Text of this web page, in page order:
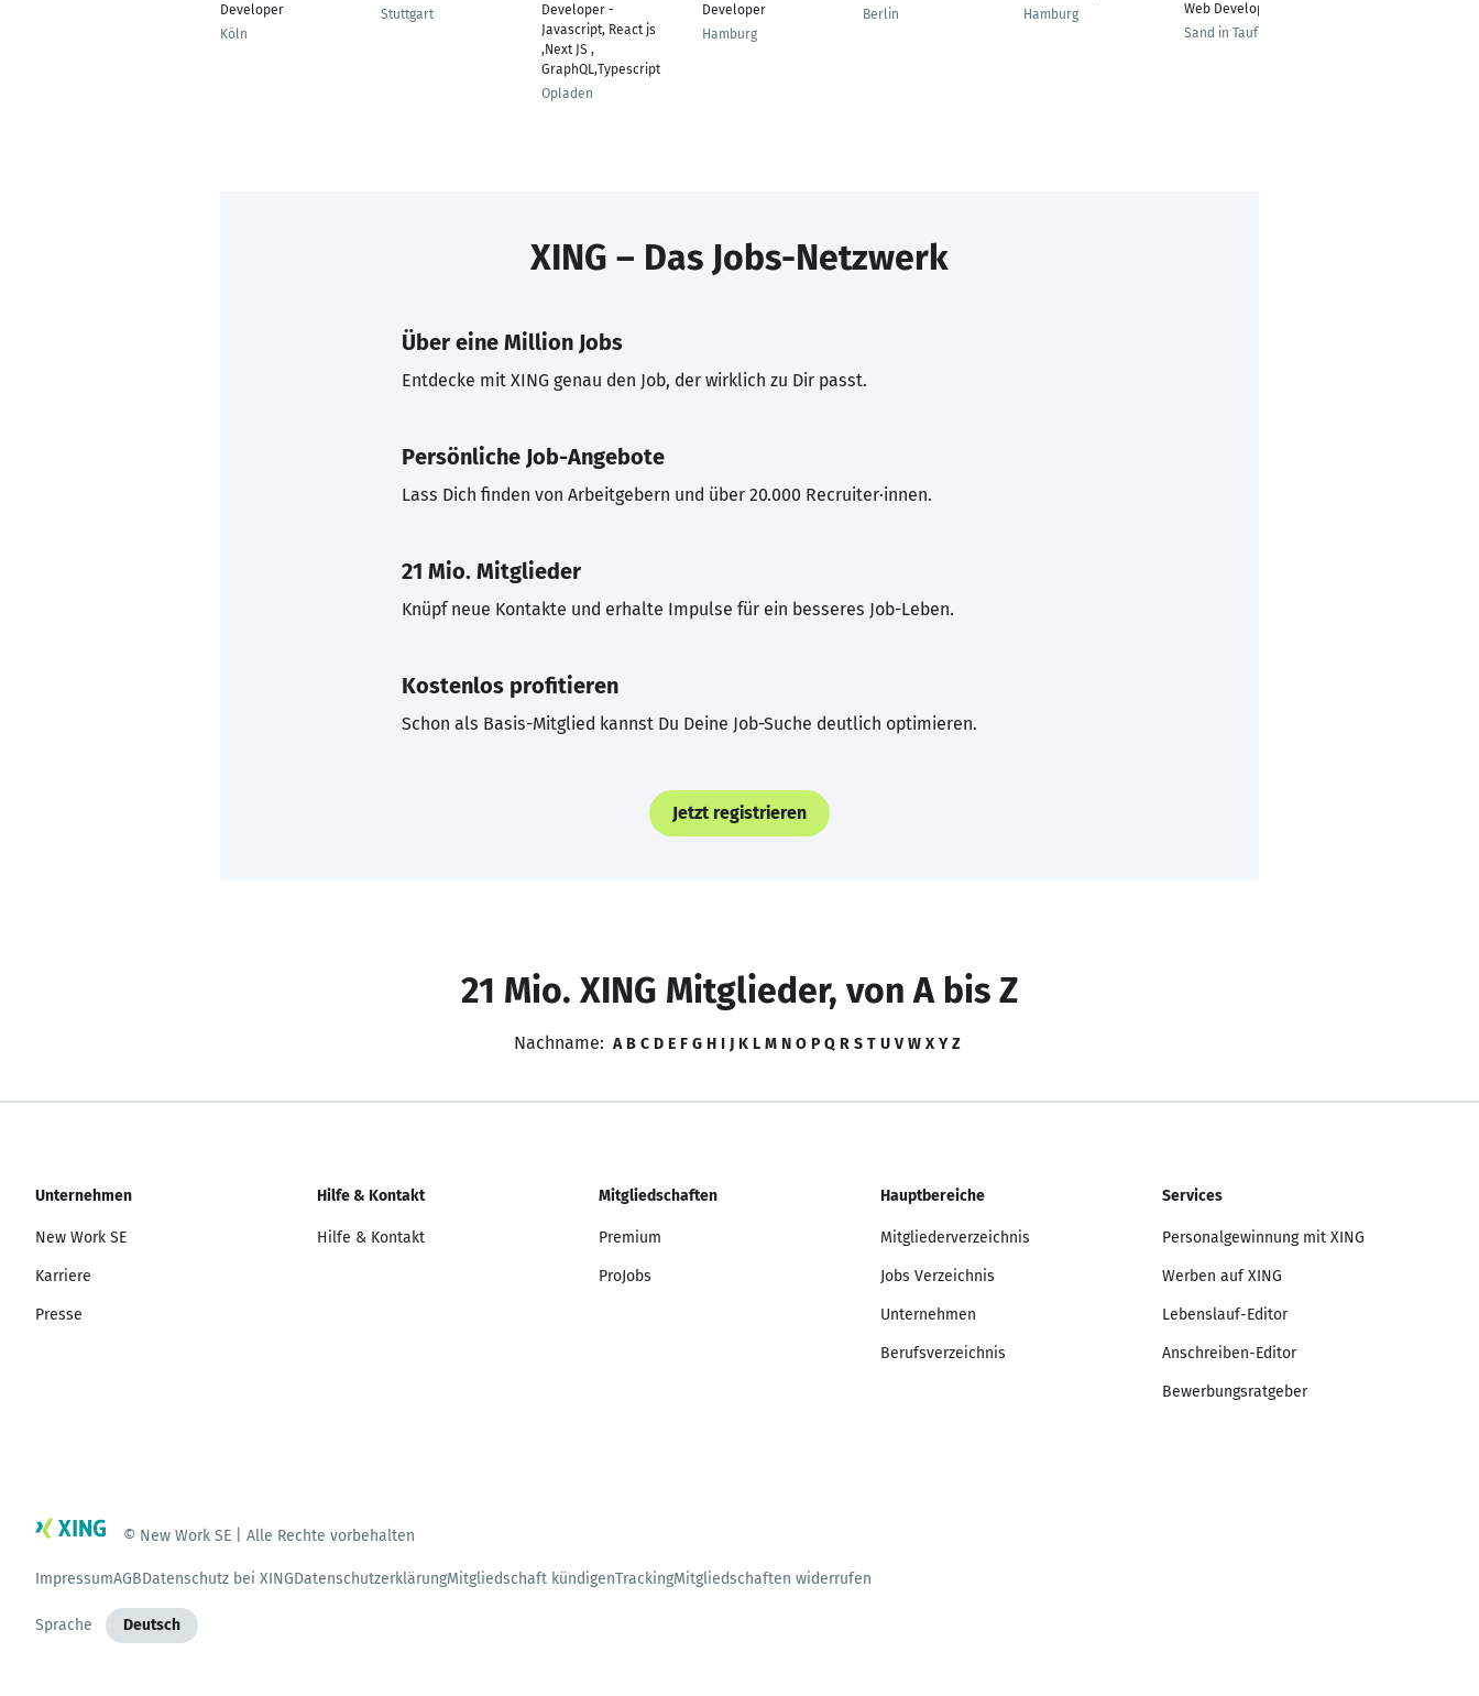
Developer
Köln
Stuttgart
Developer -
Javascript, React js
,Next JS ,
GraphQL,Typescript
Opladen
Developer
Hamburg
Berlin
Hamburg
Web Developer
Sand in Taufers
XING – Das Jobs-Netzwerk
Über eine Million Jobs
Entdecke mit XING genau den Job, der wirklich zu Dir passt.
Persönliche Job-Angebote
Lass Dich finden von Arbeitgebern und über 20.000 Recruiter·innen.
21 Mio. Mitglieder
Knüpf neue Kontakte und erhalte Impulse für ein besseres Job-Leben.
Kostenlos profitieren
Schon als Basis-Mitglied kannst Du Deine Job-Suche deutlich optimieren.
Jetzt registrieren
21 Mio. XING Mitglieder, von A bis Z
Nachname: A B C D E F G H I J K L M N O P Q R S T U V W X Y Z
Unternehmen
New Work SE
Karriere
Presse
Hilfe & Kontakt
Hilfe & Kontakt
Mitgliedschaften
Premium
ProJobs
Hauptbereiche
Mitgliederverzeichnis
Jobs Verzeichnis
Unternehmen
Berufsverzeichnis
Services
Personalgewinnung mit XING
Werben auf XING
Lebenslauf-Editor
Anschreiben-Editor
Bewerbungsratgeber
© New Work SE | Alle Rechte vorbehalten
ImpressumAGBDatenschutz bei XINGDatenschutzerklärungMitgliedschaft kündigenTrackingMitgliedschaften widerrufen
Sprache Deutsch